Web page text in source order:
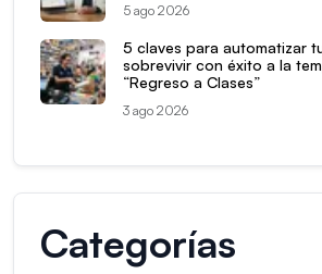
5 ago 2026
5 claves para automatizar
sobrevivir con éxito a la
“Regreso a Clases”
3 ago 2026
Categorías